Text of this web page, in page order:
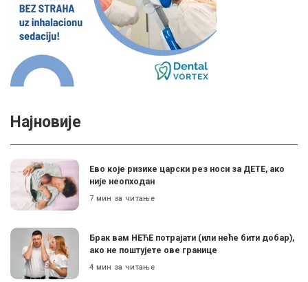
Најновије
Ево које ризике царски рез носи за ДЕТЕ, ако
није неопходан
7 мин за читање
Брак вам НЕЋЕ потрајати (или неће бити добар),
ако не поштујете ове границе
4 мин за читање